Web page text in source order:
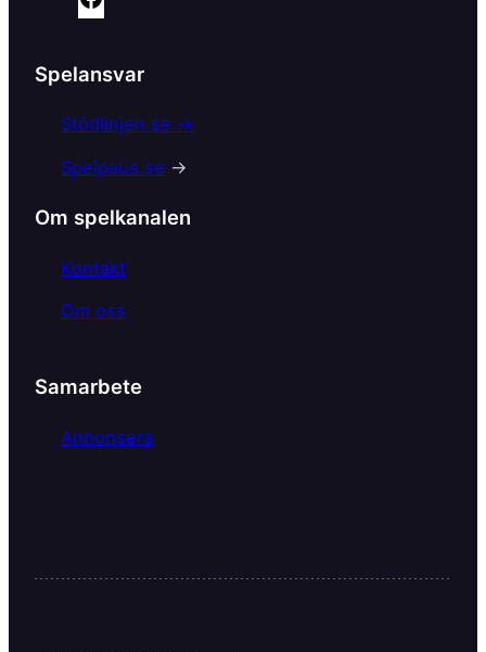
e
b
o
k
Spelansvar
Stödlinjen.se →
Spelpaus.se →
Om spelkanalen
Kontakt
Om oss
Samarbete
Annonsera